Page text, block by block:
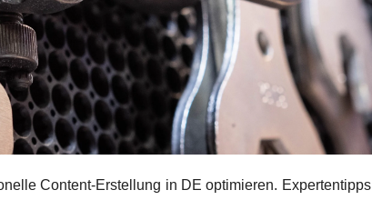
Content-Erstellung in DE optimieren. Expertentipps